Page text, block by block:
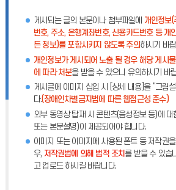
게시되는 글의 본문이나 첨부파일에 개인정보(
번호, 주소, 은행계좌번호, 신용카드번호 등 개
든 정보)를 포함시키지 않도록 주의하시기 바
개인정보가 게시되어 노출 될 경우 해당 게시
에 따라 처분을 받을 수 있으니 유의하시기 바
게시글에 이미지 삽입 시 [상세 내용]을 “그림
다.(장애인차별금지법에 따른 웹접근성 준수)
외부 동영상 탑재 시 콘텐츠(음성정보 등)에 대
또는 본문설명)이 제공되어야 합니다.
이미지 또는 이미지에 사용된 폰트 등 저작권
우, 저작권법에 의해 법적 조치 를 받을 수 있습
고 업로드 하시길 바랍니다.